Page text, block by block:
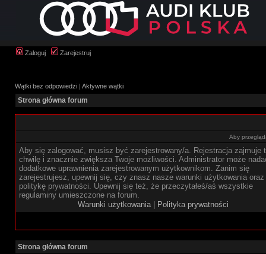
Zaloguj Zarejestruj
Wątki bez odpowiedzi | Aktywne wątki
Strona główna forum
Aby
Aby się zalogować, musisz być zarejestrowany/a. Rejestracja zajmuje
chwilę i znacznie zwiększa Twoje możliwości. Administrator może
dodatkowe uprawnienia zarejestrowanym użytkownikom. Zanim się
zarejestrujesz, upewnij się, czy znasz nasze warunki użytkowania oraz
politykę prywatności. Upewnij się też, że przeczytałeś/aś wszystkie
regulaminy umieszczone na forum.
Warunki użytkowania| Polityka prywatności
Strona główna forum